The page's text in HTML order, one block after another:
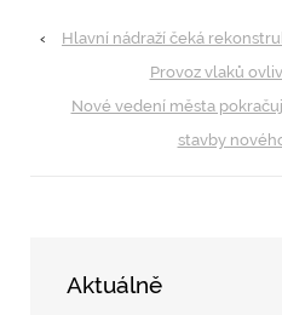
‹
Hlavní nádraží čeká
Provoz vlaků
Nové vedení města
stavby
Aktuálně